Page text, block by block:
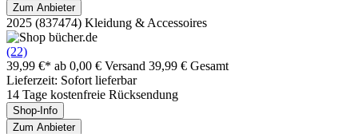
Zum Anbieter
2025 (837474) Kleidung & Accessoires
(22)
39,99 €* ab 0,00 € Versand 39,99 € Gesamt
Lieferzeit: Sofort lieferbar
14 Tage kostenfreie Rücksendung
Shop-Info
Zum Anbieter